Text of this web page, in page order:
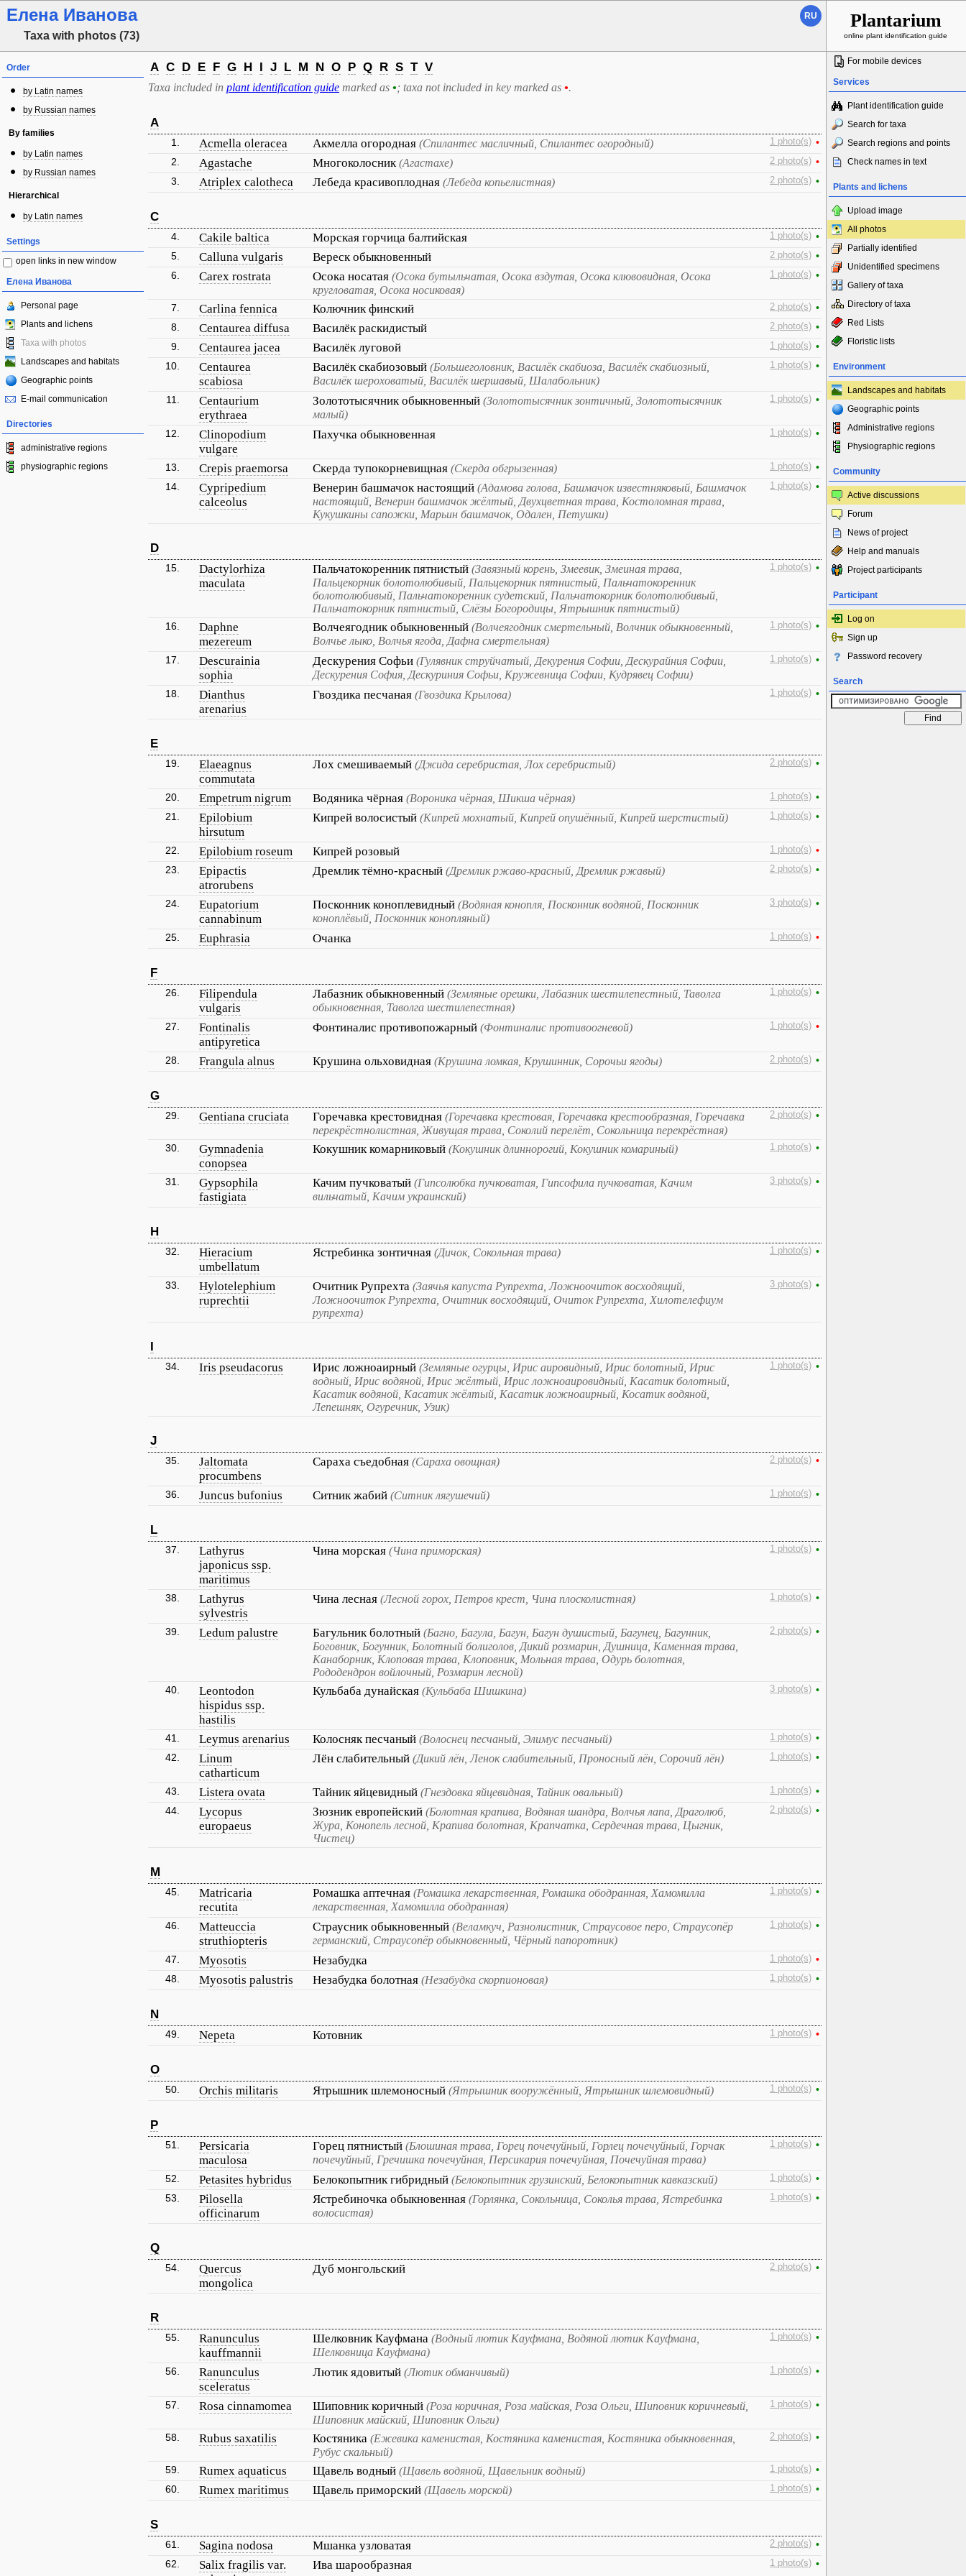
Елена Иванова
Taxa with photos (73)
RU Plantarium
online plant identification guide
Order
by Latin names
by Russian names
By families
by Latin names
by Russian names
Hierarchical
by Latin names
Settings
open links in new window
Елена Иванова
Personal page
Plants and lichens
Taxa with photos
Landscapes and habitats
Geographic points
E-mail communication
Directories
administrative regions
physiographic regions
A C D E F G H I J L M N O P Q R S T V
Taxa included in plant identification guide marked as •; taxa not included in key marked as •.
A
1. Acmella oleracea Акмелла огородная (Спилантес масличный, Спилантес огородный) 1 photo(s) •
2.
Agastache Многоколосник(Агастахе) 2 photo(s) •
3.
Atriplex calotheca Лебеда красивоплодная (Лебеда копьелистная) 2 photo(s) •
C
4. Cakile baltica Морская горчица балтийская 1 photo(s) •
5.
Calluna vulgaris Вереск обыкновенный 2 photo(s) •
6.
Carex rostrata Осока носатая (Осока бутыльчатая, Осока вздутая, Осока клювовидная, Осока
кругловатая, Осока носиковая)
1 photo(s) •
7. Carlina fennica Колючник финский 2 photo(s) •
8.
Centaurea diffusa Василёк раскидистый 2 photo(s) •
9.
Centaurea jacea Василёк луговой 1 photo(s) •
10.
Centaurea
scabiosa
Василёк скабиозовый (Большеголовник, Василёк скабиоза, Василёк скабиозный,
Василёк шероховатый, Василёк шершавый, Шалабольник)
1 photo(s) •
11.
Centaurium
erythraea
Золототысячник обыкновенный (Золототысячник зонтичный, Золототысячник
малый)
1 photo(s) •
12.
Clinopodium
vulgare
Пахучка обыкновенная 1 photo(s) •
13. Crepis praemorsa Скерда тупокорневищная (Скерда обгрызенная) 1 photo(s) •
14.
Cypripedium
calceolus
Венерин башмачок настоящий (Адамова голова, Башмачок известняковый, Башмачок
настоящий, Венерин башмачок жёлтый, Двухцветная трава, Костоломная трава,
Кукушкины сапожки, Марьин башмачок, Одален, Петушки)
1 photo(s) •
D
15.
Dactylorhiza
maculata
Пальчатокоренник пятнистый (Завязный корень, Змеевик, Змеиная трава,
Пальцекорник болотолюбивый, Пальцекорник пятнистый, Пальчатокоренник
болотолюбивый, Пальчатокоренник судетский, Пальчатокорник болотолюбивый,
Пальчатокорник пятнистый, Слёзы Богородицы, Ятрышник пятнистый)
1 photo(s) •
16.
Daphne
mezereum
Волчеягодник обыкновенный (Волчеягодник смертельный, Волчник обыкновенный,
Волчье лыко, Волчья ягода, Дафна смертельная)
1 photo(s) •
17.
Descurainia
sophia
Дескурения Софьи (Гулявник струйчатый, Декурения Софии, Дескурайния Софии,
Дескурения София, Дескуриния Софьи, Кружевница Софии, Кудрявец Софии)
1 photo(s) •
18.
Dianthus
arenarius
Гвоздика песчаная (Гвоздика Крылова) 1 photo(s) •
E
19.
Elaeagnus
commutata
Лох смешиваемый (Джида серебристая, Лох серебристый) 2 photo(s) •
20. Empetrum nigrum Водяника чёрная (Вороника чёрная, Шикша чёрная) 1 photo(s) •
21.
Epilobium
hirsutum
Кипрей волосистый (Кипрей мохнатый, Кипрей опушённый, Кипрей шерстистый) 1 photo(s) •
22. Epilobium roseum Кипрей розовый 1 photo(s) •
23.
Epipactis
atrorubens
Дремлик тёмно-красный (Дремлик ржаво-красный, Дремлик ржавый) 2 photo(s) •
24.
Eupatorium
cannabinum
Посконник коноплевидный (Водяная конопля, Посконник водяной, Посконник
коноплёвый, Посконник конопляный)
3 photo(s) •
25. Euphrasia Очанка 1 photo(s) •
F
26.
Filipendula
vulgaris
Лабазник обыкновенный (Земляные орешки, Лабазник шестилепестный, Таволга
обыкновенная, Таволга шестилепестная)
1 photo(s) •
27.
Fontinalis
antipyretica
Фонтиналис противопожарный (Фонтиналис противоогневой) 1 photo(s) •
28. Frangula alnus Крушина ольховидная (Крушина ломкая, Крушинник, Сорочьи ягоды) 2 photo(s) •
G
29. Gentiana cruciata Горечавка крестовидная (Горечавка крестовая, Горечавка крестообразная, Горечавка
перекрёстнолистная, Живущая трава, Соколий перелёт, Сокольница перекрёстная)
2 photo(s) •
30.
Gymnadenia
conopsea
Кокушник комарниковый (Кокушник длиннорогий, Кокушник комариный) 1 photo(s) •
31.
Gypsophila
fastigiata
Качим пучковатый (Гипсолюбка пучковатая, Гипсофила пучковатая, Качим
вильчатый, Качим украинский)
3 photo(s) •
H
32.
Hieracium
umbellatum
Ястребинка зонтичная (Дичок, Сокольная трава) 1 photo(s) •
33.
Hylotelephium
ruprechtii
Очитник Рупрехта (Заячья капуста Рупрехта, Ложноочиток восходящий,
Ложноочиток Рупрехта, Очитник восходящий, Очиток Рупрехта, Хилотелефиум
рупрехта)
3 photo(s) •
I
34. Iris pseudacorus Ирис ложноаирный (Земляные огурцы, Ирис аировидный, Ирис болотный, Ирис
водный, Ирис водяной, Ирис жёлтый, Ирис ложноаировидный, Касатик болотный,
Касатик водяной, Касатик жёлтый, Касатик ложноаирный, Косатик водяной,
Лепешняк, Огуречник, Узик)
1 photo(s) •
J
35.
Jaltomata
procumbens
Сараха съедобная (Сараха овощная) 2 photo(s) •
36. Juncus bufonius Ситник жабий (Ситник лягушечий) 1 photo(s) •
L
37.
Lathyrus
japonicus ssp.
maritimus
Чина морская (Чина приморская) 1 photo(s) •
38.
Lathyrus
sylvestris
Чина лесная (Лесной горох, Петров крест, Чина плосколистная) 1 photo(s) •
39. Ledum palustre Багульник болотный (Багно, Багула, Багун, Багун душистый, Багунец, Багунник,
Боговник, Богунник, Болотный болиголов, Дикий розмарин, Душница, Каменная трава,
Канаборник, Клоповая трава, Клоповник, Мольная трава, Одурь болотная,
Рододендрон войлочный, Розмарин лесной)
2 photo(s) •
40.
Leontodon
hispidus ssp.
hastilis
Кульбаба дунайская (Кульбаба Шишкина) 3 photo(s) •
41. Leymus arenarius Колосняк песчаный (Волоснец песчаный, Элимус песчаный) 1 photo(s) •
42.
Linum
catharticum
Лён слабительный (Дикий лён, Ленок слабительный, Проносный лён, Сорочий лён) 1 photo(s) •
43. Listera ovata Тайник яйцевидный (Гнездовка яйцевидная, Тайник овальный) 1 photo(s) •
44.
Lycopus
europaeus
Зюзник европейский (Болотная крапива, Водяная шандра, Волчья лапа, Драголюб,
Жура, Конопель лесной, Крапива болотная, Крапчатка, Сердечная трава, Цыгник,
Чистец)
2 photo(s) •
M
45.
Matricaria
recutita
Ромашка аптечная (Ромашка лекарственная, Ромашка ободранная, Хамомилла
лекарственная, Хамомилла ободранная)
1 photo(s) •
46.
Matteuccia
struthiopteris
Страусник обыкновенный (Веламкуч, Разнолистник, Страусовое перо, Страусопёр
германский, Страусопёр обыкновенный, Чёрный папоротник)
1 photo(s) •
47. Myosotis Незабудка 1 photo(s) •
48.
Myosotis palustris Незабудка болотная (Незабудка скорпионовая) 1 photo(s) •
N
49. Nepeta Котовник 1 photo(s) •
O
50. Orchis militaris Ятрышник шлемоносный (Ятрышник вооружённый, Ятрышник шлемовидный) 1 photo(s) •
P
51.
Persicaria
maculosa
Горец пятнистый (Блошиная трава, Горец почечуйный, Горлец почечуйный, Горчак
почечуйный, Гречишка почечуйная, Персикария почечуйная, Почечуйная трава)
1 photo(s) •
52. Petasites hybridus Белокопытник гибридный (Белокопытник грузинский, Белокопытник кавказский) 1 photo(s) •
53.
Pilosella
officinarum
Ястребиночка обыкновенная (Горлянка, Сокольница, Соколья трава, Ястребинка
волосистая)
1 photo(s) •
Q
54.
Quercus
mongolica
Дуб монгольский 2 photo(s) •
R
55.
Ranunculus
kauffmannii
Шелковник Кауфмана (Водный лютик Кауфмана, Водяной лютик Кауфмана,
Шелковница Кауфмана)
1 photo(s) •
56.
Ranunculus
sceleratus
Лютик ядовитый (Лютик обманчивый) 1 photo(s) •
57. Rosa cinnamomea Шиповник коричный (Роза коричная, Роза майская, Роза Ольги, Шиповник коричневый,
Шиповник майский, Шиповник Ольги)
1 photo(s) •
58. Rubus saxatilis Костяника (Ежевика каменистая, Костяника каменистая, Костяника обыкновенная,
Рубус скальный)
2 photo(s) •
59. Rumex aquaticus Щавель водный (Щавель водяной, Щавельник водный) 1 photo(s) •
60.
Rumex maritimus Щавель приморский (Щавель морской) 1 photo(s) •
S
61. Sagina nodosa Мшанка узловатая 2 photo(s) •
62.
Salix fragilis var.
Ива шарообразная 1 photo(s) •
For mobile devices
Services
Plant identification guide
Search for taxa
Search regions and points
Check names in text
Plants and lichens
Upload image
All photos
Partially identified
Unidentified specimens
Gallery of taxa
Directory of taxa
Red Lists
Floristic lists
Environment
Landscapes and habitats
Geographic points
Administrative regions
Physiographic regions
Community
Active discussions
Forum
News of project
Help and manuals
Project participants
Participant
Log on
Sign up
Password recovery
Search